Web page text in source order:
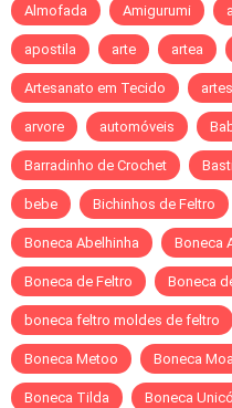
Almofada Amigurumi
apostila arte artea
Artesanato em Tecido
arvore automóveis
Barradinho de Crochet
bebe Bichinhos de Feltro
Boneca Abelhinha Boneca
Boneca de Feltro Boneca
boneca feltro moldes de feltro
Boneca Metoo Boneca
Boneca Tilda Boneca